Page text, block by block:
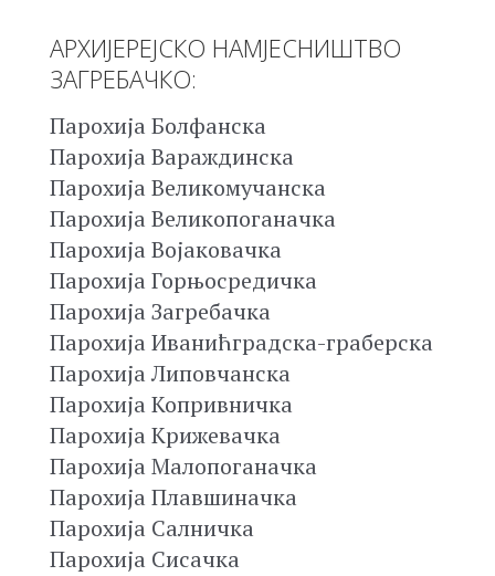
АРХИЈЕРЕЈСКО НАМЈЕСНИШТВО
ЗАГРЕБАЧКО:
Парохија Болфанска
Парохија Вараждинска
Парохија Великомучанска
Парохија Великопоганачка
Парохија Војаковачка
Парохија Горњосредичка
Парохија Загребачка
Парохија Иванићградска-граберска
Парохија Липовчанска
Парохија Копривничка
Парохија Крижевачка
Парохија Малопоганачка
Парохија Плавшиначка
Парохија Салничка
Парохија Сисачка